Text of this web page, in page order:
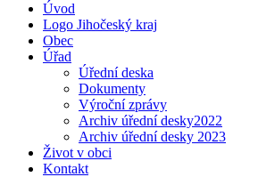
Úvod
Logo Jihočeský kraj
Obec
Úřad
Úřední deska
Dokumenty
Výroční zprávy
Archiv úřední desky2022
Archiv úřední desky 2023
Život v obci
Kontakt